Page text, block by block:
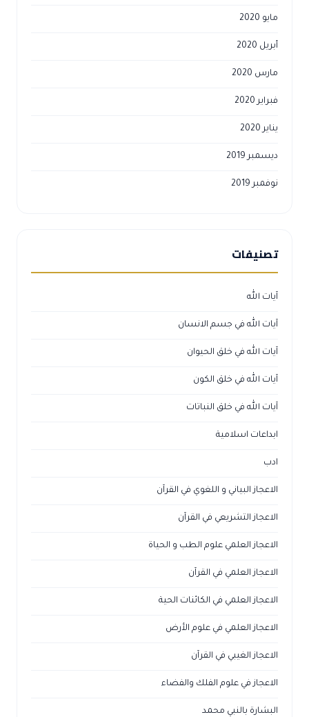
مايو 2020
أبريل 2020
مارس 2020
فبراير 2020
يناير 2020
ديسمبر 2019
نوفمبر 2019
تصنيفات
آيات الله
آيات الله في جسم الانسان
آيات الله في خلق الحيوان
آيات الله في خلق الكون
آيات الله في خلق النباتات
ابداعات اسلامية
ادب
الاعجاز البياني و اللغوي في القرآن
الاعجاز التشريعي في القرآن
الاعجاز العلمي علوم الطب و الحياة
الاعجاز العلمي في القرآن
الاعجاز العلمي في الكائنات الحية
الاعجاز العلمي في علوم الأرض
الاعجاز الغيبي في القرآن
الاعجاز في علوم الفلك والفضاء
البشارة بالنبي محمد